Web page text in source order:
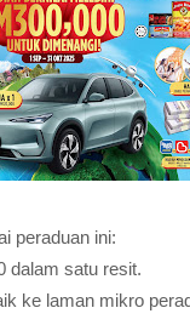
peraduan ini:
dalam satu resit.
ke laman mikro